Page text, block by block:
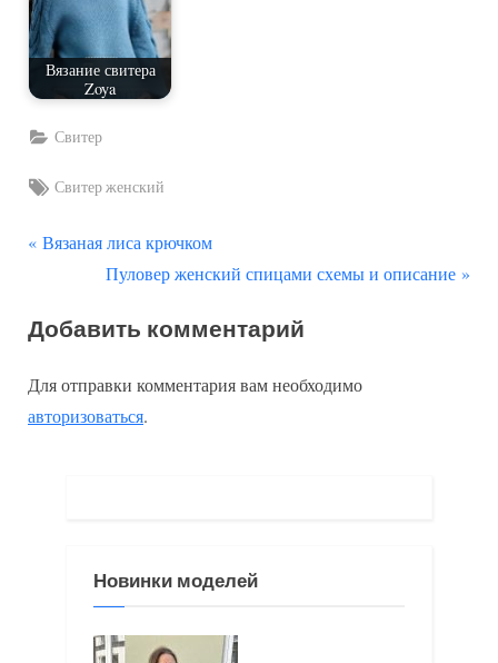
Вязание свитера
Zoya
Свитер
Tags:
Свитер женский
Навигация
записям
П
д
д
у
Вязаная лиса крючком
С
е
у
ю
а
п
и
Пуловер женский спицами схемы и описание
Добавить комментарий
Для отправки комментария вам необходимо
авторизоваться.
Новинки моделей